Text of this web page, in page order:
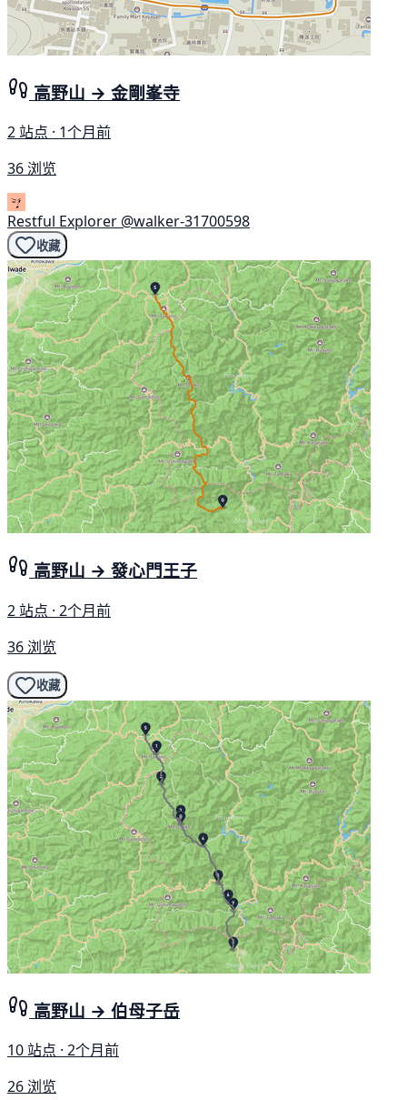
高野山 → 金剛峯寺
2 站点 · 1个月前
36 浏览
Restful Explorer @walker-31700598
收藏
高野山 → 發心門王子
2 站点 · 2个月前
36 浏览
收藏
高野山 → 伯母子岳
10 站点 · 2个月前
26 浏览